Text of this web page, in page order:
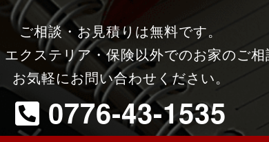
ご相談・お見積りは無料です。
クステリア・保険以外でのお家のご相
お気軽にお問い合わせください。
0776-43-1535